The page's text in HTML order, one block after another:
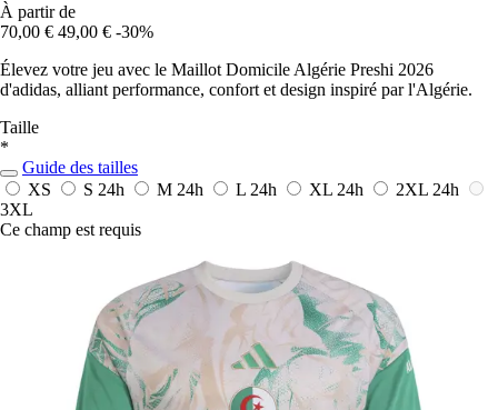
À partir de
70,00 € 49,00 € -30%
Élevez votre jeu avec le Maillot Domicile Algérie Preshi 2026
d'adidas, alliant performance, confort et design inspiré par l'Algérie.
Taille
*
Guide des tailles
XS
S 24h M 24h L 24h XL 24h 2XL 24h
3XL
Ce champ est requis